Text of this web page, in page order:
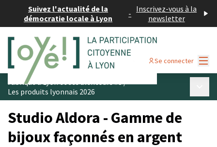
Suivez l'actualité de la
démocratie locale à Lyon
- Inscrivez-vous à la
newsletter
Se connecter
Fabriqué à Lyon et ses alentours #3/
Les produits lyonnais 2026
Studio Aldora - Gamme de
bijoux façonnés en argent